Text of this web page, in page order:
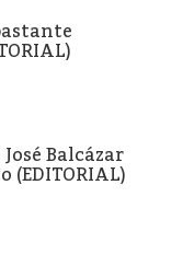
Balcázar
(EDITORIAL)